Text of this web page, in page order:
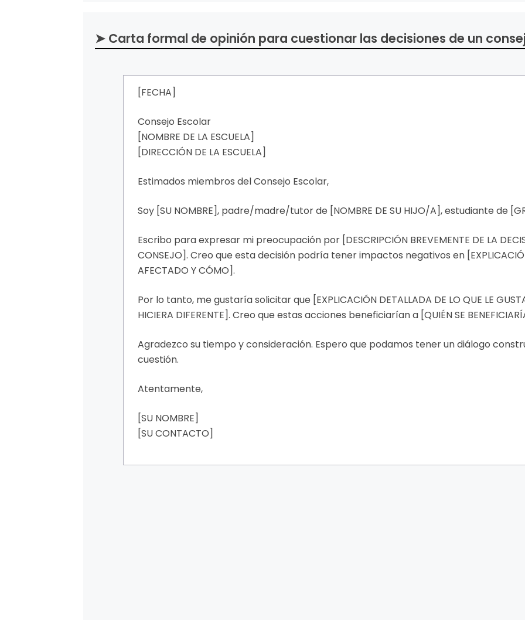
➤ Carta formal de opinión para cuestionar las decisiones de un
[FECHA]
Consejo Escolar
[NOMBRE DE LA ESCUELA]
[DIRECCIÓN DE LA ESCUELA]
Estimados miembros del Consejo Escolar,
Soy [SU NOMBRE], padre/madre/tutor de [NOMBRE DE SU HIJO/A], estudiante de
Escribo para expresar mi preocupación por [DESCRIPCIÓN BREVEMENTE DE LA
CONSEJO]. Creo que esta decisión podría tener impactos negativos en [EXPLICACIÓN
AFECTADO Y CÓMO].
Por lo tanto, me gustaría solicitar que [EXPLICACIÓN DETALLADA DE LO QUE LE
HICIERA DIFERENTE]. Creo que estas acciones beneficiarían a [QUIÉN SE
Agradezco su tiempo y consideración. Espero que podamos tener un diálogo
cuestión.
Atentamente,
[SU NOMBRE]
[SU CONTACTO]